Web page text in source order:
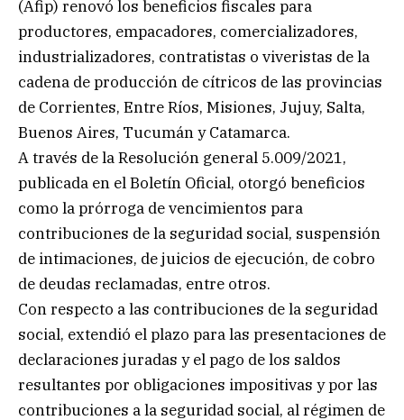
(Afip) renovó los beneficios fiscales para
productores, empacadores, comercializadores,
industrializadores, contratistas o viveristas de la
cadena de producción de cítricos de las provincias
de Corrientes, Entre Ríos, Misiones, Jujuy, Salta,
Buenos Aires, Tucumán y Catamarca.
A través de la Resolución general 5.009/2021,
publicada en el Boletín Oficial, otorgó beneficios
como la prórroga de vencimientos para
contribuciones de la seguridad social, suspensión
de intimaciones, de juicios de ejecución, de cobro
de deudas reclamadas, entre otros.
Con respecto a las contribuciones de la seguridad
social, extendió el plazo para las presentaciones de
declaraciones juradas y el pago de los saldos
resultantes por obligaciones impositivas y por las
contribuciones a la seguridad social, al régimen de